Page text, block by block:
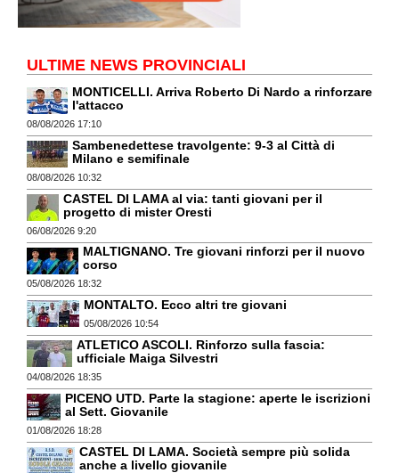
ULTIME NEWS PROVINCIALI
MONTICELLI. Arriva Roberto Di Nardo a rinforzare
l'attacco
08/08/2026 17:10
Sambenedettese travolgente: 9-3 al Città di
Milano e semifinale
08/08/2026 10:32
CASTEL DI LAMA al via: tanti giovani per il
progetto di mister Oresti
06/08/2026 9:20
MALTIGNANO. Tre giovani rinforzi per il nuovo
corso
05/08/2026 18:32
MONTALTO. Ecco altri tre giovani
05/08/2026 10:54
ATLETICO ASCOLI. Rinforzo sulla fascia:
ufficiale Maiga Silvestri
04/08/2026 18:35
PICENO UTD. Parte la stagione: aperte le iscrizioni
al Sett. Giovanile
01/08/2026 18:28
CASTEL DI LAMA. Società sempre più solida
anche a livello giovanile